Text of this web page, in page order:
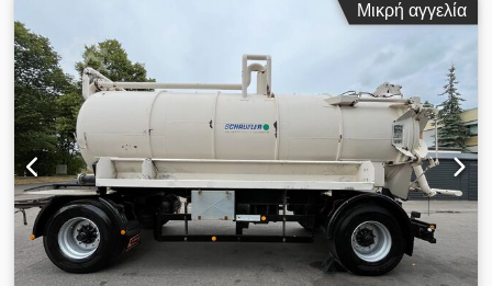
Μικρή αγγελία